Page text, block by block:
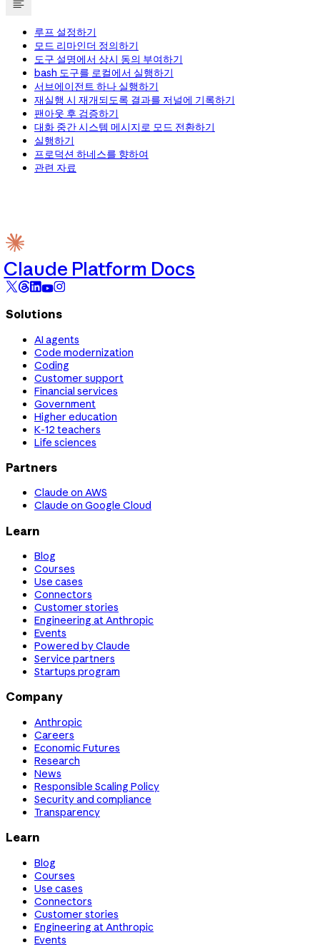
루프 설정하기
모드 리마인더 정의하기
도구 설명에서 상시 동의 부여하기
bash 도구를 로컬에서 실행하기
서브에이전트 하나 실행하기
재실행 시 재개되도록 결과를 저널에 기록하기
팬아웃 후 검증하기
대화 중간 시스템 메시지로 모드 전환하기
실행하기
프로덕션 하네스를 향하여
관련 자료
Claude Platform Docs
Solutions
AI agents
Code modernization
Coding
Customer support
Financial services
Government
Higher education
K-12 teachers
Life sciences
Partners
Claude on AWS
Claude on Google Cloud
Learn
Blog
Courses
Use cases
Connectors
Customer stories
Engineering at Anthropic
Events
Powered by Claude
Service partners
Startups program
Company
Anthropic
Careers
Economic Futures
Research
News
Responsible Scaling Policy
Security and compliance
Transparency
Learn
Blog
Courses
Use cases
Connectors
Customer stories
Engineering at Anthropic
Events